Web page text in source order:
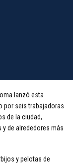
lanzó esta
por seis trabajadoras
de la ciudad,
de alrededores más
y pelotas de